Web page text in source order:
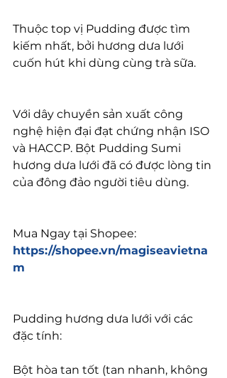
Thuộc top vị Pudding được tìm
kiếm nhất, bởi hương dưa lưới
cuốn hút khi dùng cùng trà sữa.
Với dây chuyền sản xuất công
nghệ hiện đại đạt chứng nhận ISO
và HACCP. Bột Pudding Sumi
hương dưa lưới đã có được lòng tin
của đông đảo người tiêu dùng.
Mua Ngay tại Shopee:
https://shopee.vn/magiseavietna
m
Pudding hương dưa lưới với các
đặc tính:
Bột hòa tan tốt (tan nhanh, không